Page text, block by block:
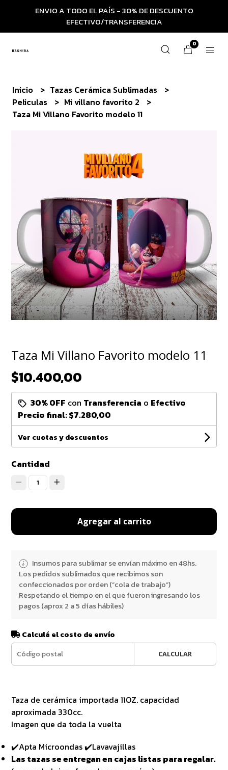
ENVIO A TODO EL PAÍS - 30% DE DESCUENTO
EFECTIVO/TRANSFERENCIA
0
Inicio
Tazas Cerámica Sublimadas
Peliculas
Mi villano favorito 2
Taza Mi Villano Favorito modelo 11
Taza Mi Villano Favorito modelo 11
$10.400,00
30% OFF con Transferencia o Efectivo
Precio final:$7.280,00
Ver cuotas y descuentos
Cantidad
1
Agregar al carrito
Insumos para sublimar se envían máximo en 48hs.
Los pedidos sublimados que recibimos son
confeccionados por orden (“cola de trabajo”)
Respetando el tiempo en el que fueron ingresando los
pagos (aprox 2 a 5 días hábiles)
Calculá el costo de envío
CALCULAR
Taza de cerámica importada 11OZ. capacidad
aproximada 330cc.
Imagen que da toda la vuelta
✔️Apta Microondas ✔️Lavavajillas
Las tazas se entregan en cajas listas para regalar.